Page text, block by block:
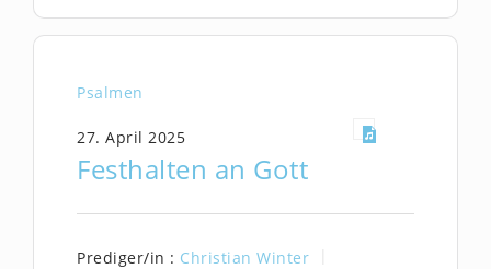
Psalmen
Festhalten an Gott
27. April 2025
Prediger/in : Christian Winter